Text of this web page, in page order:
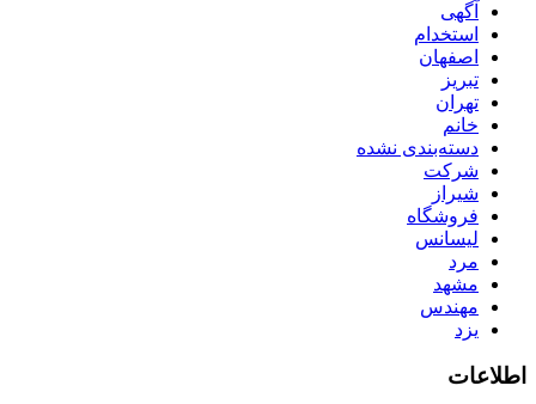
آگهی
استخدام
اصفهان
تبریز
تهران
خانم
دسته‌بندی نشده
شرکت
شیراز
فروشگاه
لیسانس
مرد
مشهد
مهندس
یزد
اطلاعات